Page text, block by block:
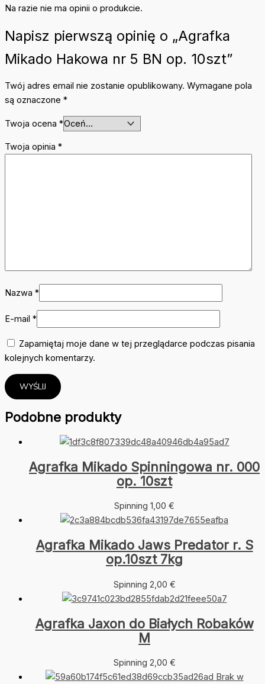
Na razie nie ma opinii o produkcie.
Napisz pierwszą opinię o „Agrafka
Mikado Hakowa nr 5 BN op. 10szt”
Twój adres email nie zostanie opublikowany. Wymagane pola
są oznaczone *
Twoja ocena *
Twoja opinia *
Nazwa *
E-mail *
Zapamiętaj moje dane w tej przeglądarce podczas pisania
kolejnych komentarzy.
Podobne produkty
Agrafka Mikado Spinningowa nr. 000
op. 10szt
Spinning 1,00 €
Agrafka Mikado Jaws Predator r. S
op.10szt 7kg
Spinning 2,00 €
Agrafka Jaxon do Białych Robaków
M
Spinning 2,00 €
Brak w